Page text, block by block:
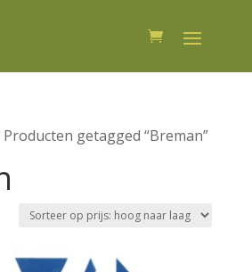
getagged “Breman”